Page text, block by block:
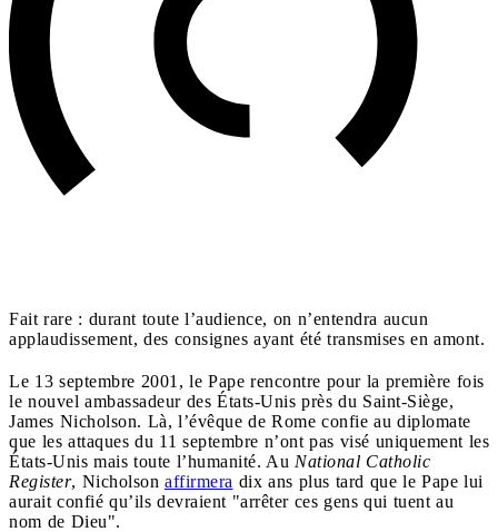
Fait rare : durant toute l’audience, on n’entendra aucun
applaudissement, des consignes ayant été transmises en amont.
Le 13 septembre 2001, le Pape rencontre pour la première fois
le nouvel ambassadeur des États-Unis près du Saint-Siège,
James Nicholson. Là, l’évêque de Rome confie au diplomate
que les attaques du 11 septembre n’ont pas visé uniquement les
États-Unis mais toute l’humanité. Au National Catholic
Register, Nicholson affirmera dix ans plus tard que le Pape lui
aurait confié qu’ils devraient "arrêter ces gens qui tuent au
nom de Dieu".